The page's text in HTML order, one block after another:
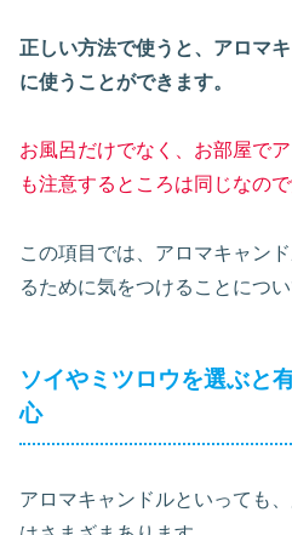
正しい方法で使うと、アロマ
に使うことができます。
お風呂だけでなく、お部屋で
も注意するところは同じなの
この項目では、アロマキャン
るために気をつけることにつ
ソイやミツロウを選ぶと
心
アロマキャンドルといっても